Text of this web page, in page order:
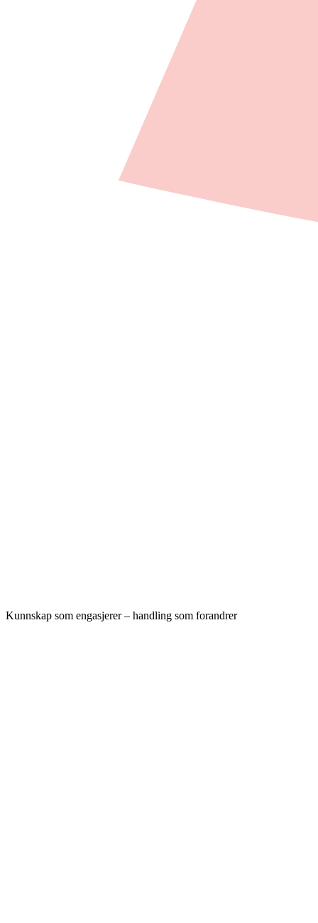
Kunnskap som engasjerer – handling som forandrer